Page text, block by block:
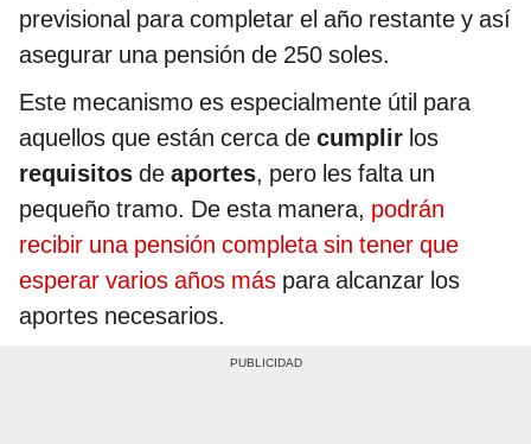
previsional para completar el año restante y así
asegurar una pensión de 250 soles.
Este mecanismo es especialmente útil para
aquellos que están cerca de cumplir los
requisitos de aportes, pero les falta un
pequeño tramo. De esta manera, podrán
recibir una pensión completa sin tener que
esperar varios años más para alcanzar los
aportes necesarios.